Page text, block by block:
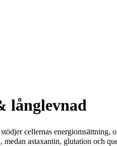
långlevnad
cellernas
astaxantin, glutation och